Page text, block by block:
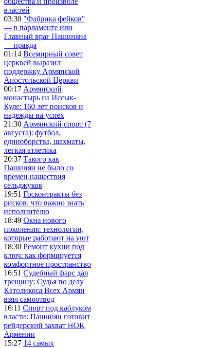
властей
03:30 "Фабрика фейков"
— в парламенте или
Главный враг Пашиняна
— правда
01:14 Всемирный совет
церквей выразил
поддержку Армянской
Апостольской Церкви
00:17 Армянский
монастырь на Иссык-
Куле: 160 лет поисков и
надежды на успех
21:30 Армянский спорт (7
августа): футбол,
единоборства, шахматы,
легкая атлетика
20:37 Такого как
Пашинян не было со
времен нашествия
сельджуков
19:51 Госконтракты без
рисков: что важно знать
исполнителю
18:49 Окна нового
поколения: технологии,
которые работают на уют
18:30 Ремонт кухни под
ключ: как формируется
комфортное пространство
16:51 Судебный фарс дал
трещину: Судья по делу
Католикоса Всех Армян
взял самоотвод
16:11 Спорт под каблуком
власти: Пашинян готовит
рейдерский захват НОК
Армении
15:27 14 самых